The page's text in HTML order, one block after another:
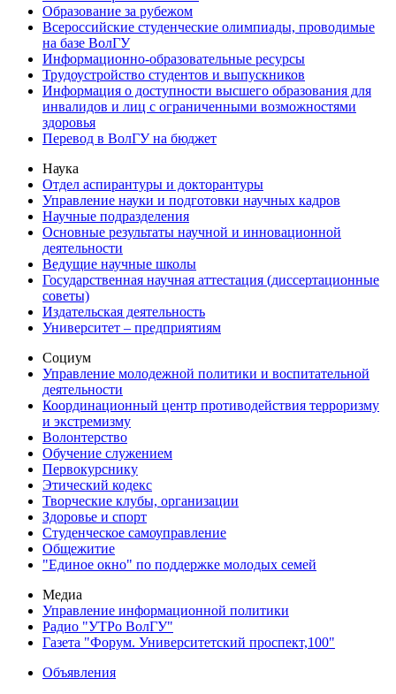
Образование за рубежом
Всероссийские студенческие олимпиады, проводимые
на базе ВолГУ
Информационно-образовательные ресурсы
Трудоустройство студентов и выпускников
Информация о доступности высшего образования для
инвалидов и лиц с ограниченными возможностями
здоровья
Перевод в ВолГУ на бюджет
Наука
Отдел аспирантуры и докторантуры
Управление науки и подготовки научных кадров
Научные подразделения
Основные результаты научной и инновационной
деятельности
Ведущие научные школы
Государственная научная аттестация (диссертационные
советы)
Издательская деятельность
Университет – предприятиям
Социум
Управление молодежной политики и воспитательной
деятельности
Координационный центр противодействия терроризму
и экстремизму
Волонтерство
Обучение служением
Первокурснику
Этический кодекс
Творческие клубы, организации
Здоровье и спорт
Студенческое самоуправление
Общежитие
"Единое окно" по поддержке молодых семей
Медиа
Управление информационной политики
Радио "УТРо ВолГУ"
Газета "Форум. Университетский проспект,100"
Объявления